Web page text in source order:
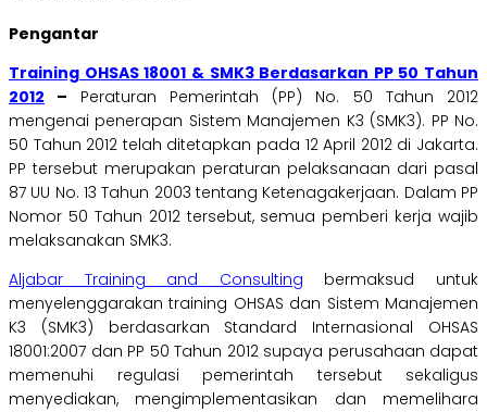
Pengantar
Training OHSAS 18001 & SMK3 Berdasarkan PP 50 Tahun
2012
– Peraturan Pemerintah (PP) No. 50 Tahun 2012
mengenai penerapan Sistem Manajemen K3 (SMK3). PP No.
50 Tahun 2012 telah ditetapkan pada 12 April 2012 di Jakarta.
PP tersebut merupakan peraturan pelaksanaan dari pasal
87 UU No. 13 Tahun 2003 tentang Ketenagakerjaan. Dalam PP
Nomor 50 Tahun 2012 tersebut, semua pemberi kerja wajib
melaksanakan SMK3.
Aljabar Training and Consulting
bermaksud untuk
menyelenggarakan training OHSAS dan Sistem Manajemen
K3 (SMK3) berdasarkan Standard Internasional OHSAS
18001:2007 dan PP 50 Tahun 2012 supaya perusahaan dapat
memenuhi regulasi pemerintah tersebut sekaligus
menyediakan, mengimplementasikan dan memelihara